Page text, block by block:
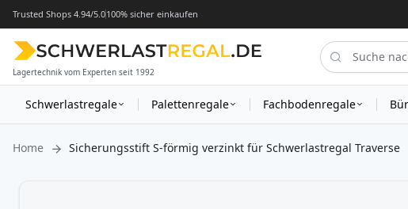
Trusted Shops 4.94/5.0100% sicher einkaufen
Lagertechnik vom Experten seit 1992
Schwerlastregale Fachbodenregale
Palettenregale
Home Sicherungsstift S-förmig verzinkt für Schwerlastregal Traverse